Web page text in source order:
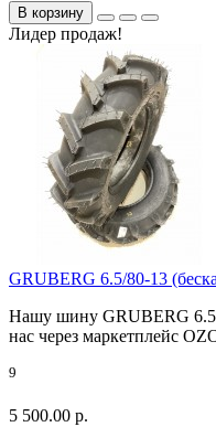
В корзину
Лидер продаж!
GRUBERG 6.5/80-13
Нашу шину GRUBERG
нас через маркетплейс
9
5 500.00 р.